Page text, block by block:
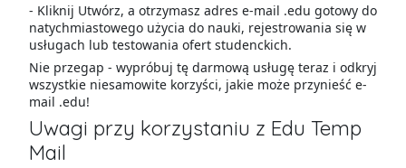
- Kliknij Utwórz, a otrzymasz adres e-mail .edu gotowy do
natychmiastowego użycia do nauki, rejestrowania się w
usługach lub testowania ofert studenckich.
Nie przegap - wypróbuj tę darmową usługę teraz i odkryj
wszystkie niesamowite korzyści, jakie może przynieść e-
mail .edu!
Uwagi przy korzystaniu z Edu Temp
Mail